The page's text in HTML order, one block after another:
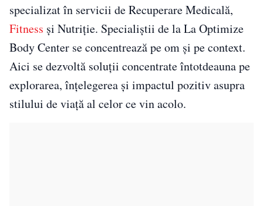
specializat în servicii de Recuperare Medicală,
Fitness și Nutriție. Specialiștii de la La Optimize
Body Center se concentrează pe om și pe context.
Aici se dezvoltă soluții concentrate întotdeauna pe
explorarea, înțelegerea și impactul pozitiv asupra
stilului de viață al celor ce vin acolo.